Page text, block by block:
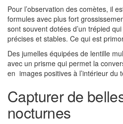
Pour l’observation des comètes, il
formules avec plus fort
sont souvent dotées d’un trépied
précises et stables. Ce qui est
Des jumelles équipées de lentille
avec un prisme qui permet la
en images positives à l’intérieur du
Capturer de
nocturnes